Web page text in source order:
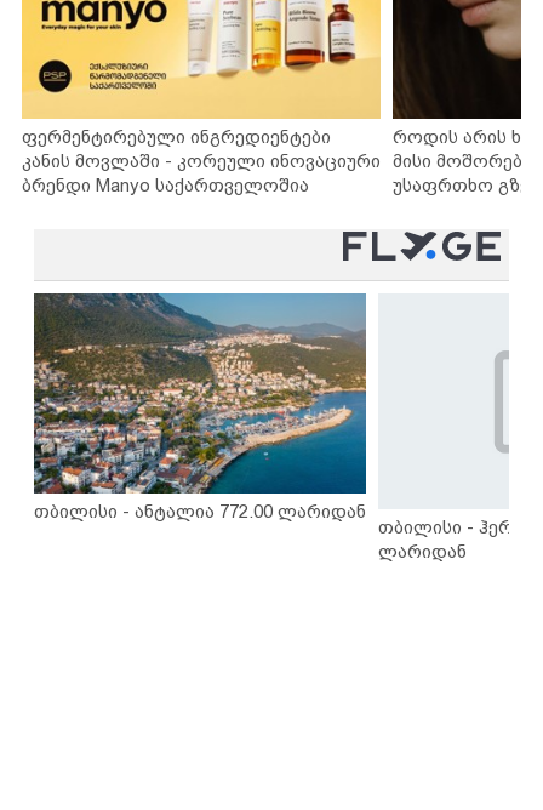
ფერმენტირებული ინგრედიენტები
კანის მოვლაში - კორეული ინოვაციური
ბრენდი Manyo საქართველოშია
როდის არის
მისი
უსაფრთხო
თბილისი - ანტალია 772.00 ლარიდან
თბილისი -
ლარიდან